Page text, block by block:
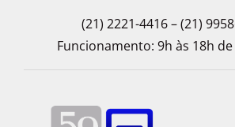
(21) 2221-4416 – (21)
Funcionamento: 9h às 18h de